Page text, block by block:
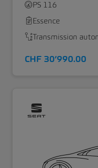
PS 116
Essence
Transmission
CHF 30’990.00